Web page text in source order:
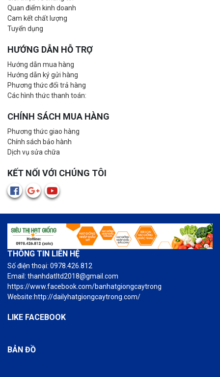
Quan điểm kinh doanh
Cam kết chất lượng
Tuyển dụng
HƯỚNG DẪN HỖ TRỢ
Hướng dẫn mua hàng
Hướng dẫn ký gửi hàng
Phương thức đổi trả hàng
Các hình thức thanh toán:
CHÍNH SÁCH MUA HÀNG
Phương thức giao hàng
Chính sách bảo hành
Dịch vụ sửa chữa
KẾT NỐI VỚI CHÚNG TÔI
THÔNG TIN LIÊN HỆ
Số điện thoại: 0978.426.812
Email: thanhdatltd2018@gmail.com
https://www.facebook.com/banhatgiongcaytrong
Website:http://dailyhatgiongcaytrong.com/
LIKE FACEBOOK
BẢN ĐỒ